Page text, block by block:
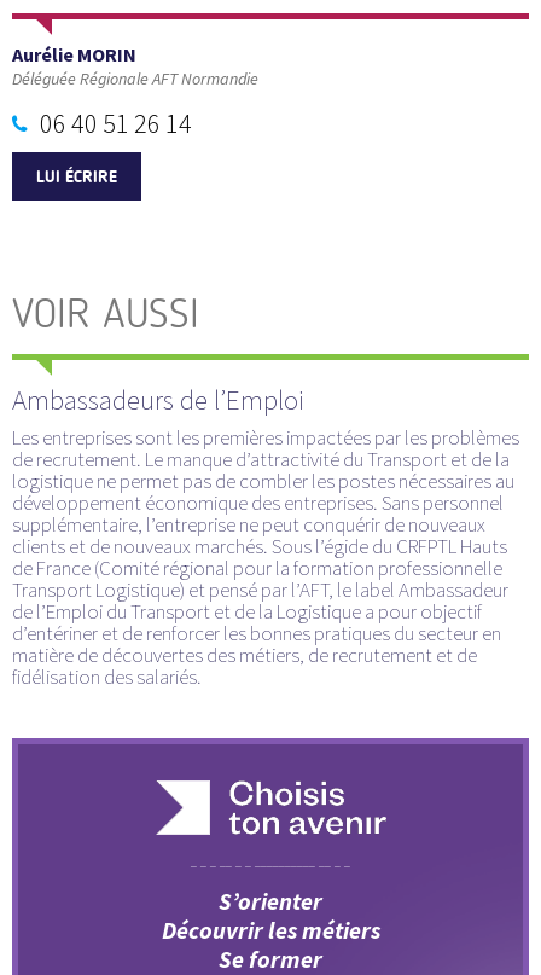
Aurélie MORIN
Déléguée Régionale AFT Normandie
06 40 51 26 14
LUI ÉCRIRE
VOIR AUSSI
Ambassadeurs de l’Emploi
Les entreprises sont les premières impactées par les problèmes
de recrutement. Le manque d’attractivité du Transport et de la
logistique ne permet pas de combler les postes nécessaires au
développement économique des entreprises. Sans personnel
supplémentaire, l’entreprise ne peut conquérir de nouveaux
clients et de nouveaux marchés. Sous l’égide du CRFPTL Hauts
de France (Comité régional pour la formation professionnelle
Transport Logistique) et pensé par l’AFT, le label Ambassadeur
de l’Emploi du Transport et de la Logistique a pour objectif
d’entériner et de renforcer les bonnes pratiques du secteur en
matière de découvertes des métiers, de recrutement et de
fidélisation des salariés.
S’orienter
Découvrir les métiers
Se former